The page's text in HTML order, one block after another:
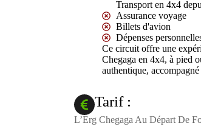
Transport en 4x4
Assurance voyage
Billets d'avion
Dépenses
Ce circuit offre une
Chegaga en 4x4, à pied
authentique,
Tarif :
L’Erg Chegaga Au Départ De